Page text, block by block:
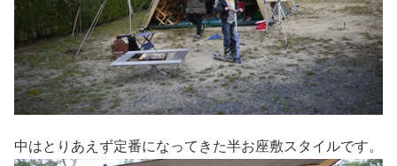
中はとりあえず定番になってきた半お座敷スタイルです。